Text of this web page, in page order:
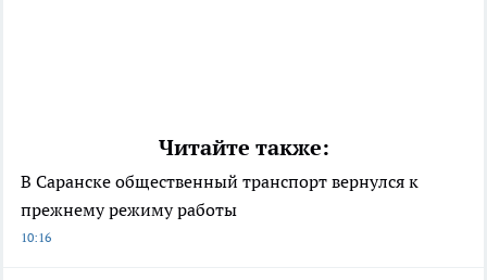
Читайте также:
В Саранске общественный транспорт вернулся к
прежнему режиму работы
10:16